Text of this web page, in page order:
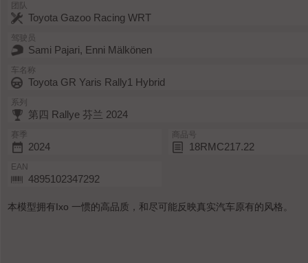
团队
Toyota Gazoo Racing WRT
驾驶员
Sami Pajari, Enni Mälkönen
车名称
Toyota GR Yaris Rally1 Hybrid
系列
第四 Rallye 芬兰 2024
赛季
2024
商品号
18RMC217.22
EAN
4895102347292
本模型拥有Ixo 一惯的高品质，和尽可能反映真实汽车原有的风格。